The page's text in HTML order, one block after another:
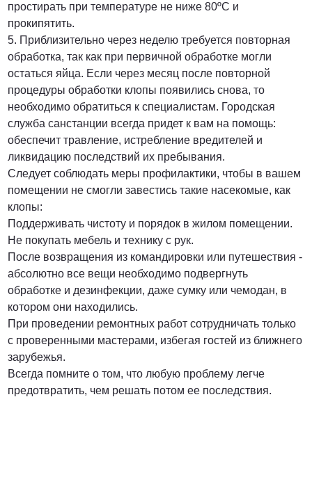
простирать при температуре не ниже 80ºС и
прокипятить.
5. Приблизительно через неделю требуется повторная
обработка, так как при первичной обработке могли
остаться яйца. Если через месяц после повторной
процедуры обработки клопы появились снова, то
необходимо обратиться к специалистам. Городская
служба санстанции всегда придет к вам на помощь:
обеспечит травление, истребление вредителей и
ликвидацию последствий их пребывания.
Следует соблюдать меры профилактики, чтобы в вашем
помещении не смогли завестись такие насекомые, как
клопы:
Поддерживать чистоту и порядок в жилом помещении.
Не покупать мебель и технику с рук.
После возвращения из командировки или путешествия -
абсолютно все вещи необходимо подвергнуть
обработке и дезинфекции, даже сумку или чемодан, в
котором они находились.
При проведении ремонтных работ сотрудничать только
с проверенными мастерами, избегая гостей из ближнего
зарубежья.
Всегда помните о том, что любую проблему легче
предотвратить, чем решать потом ее последствия.